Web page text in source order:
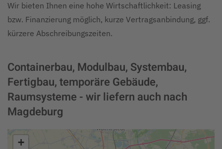
Wir bieten Ihnen eine hohe Wirtschaftlichkeit: Leasing
bzw. Finanzierung möglich, kurze Vertragsanbindung, ggf.
kürzere Abschreibungszeiten.
Containerbau, Modulbau, Systembau,
Fertigbau, temporäre Gebäude,
Raumsysteme - wir liefern auch nach
Magdeburg
+